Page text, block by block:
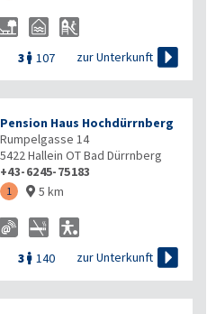
3  107 zur Unterkunft 
Pension Haus Hochdürrnberg
Rumpelgasse 14
5422Hallein OT Bad Dürrnberg
+43-6245-75183
1  5 km
3  140 zur Unterkunft 